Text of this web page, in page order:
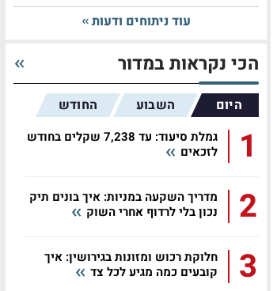
עוד ניתוחים ודעות
הכי נקראות במדור
היום השבוע החודש
1
גמלת סיעוד: עד 7,238 שקלים בחודש
לזכאים
2
מדריך השקעה במניות: איך בונים תיק
נכון בלי לרדוף אחרי השוק
3
חלוקת רכוש ומזונות בגירושין: איך
קובעים כמה מגיע לכל צד